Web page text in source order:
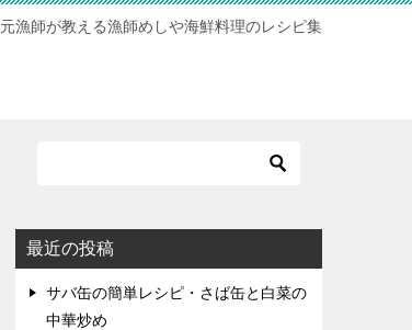
元漁師が教える漁師めしや海鮮料理のレシピ集
最近の投稿
サバ缶の簡単レシピ・さば缶と白菜の
中華炒め